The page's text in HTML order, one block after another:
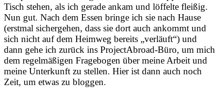
Tisch stehen, als ich gerade ankam und löffelte fleißig.
Nun gut. Nach dem Essen bringe ich sie nach Hause
(erstmal sichergehen, dass sie dort auch ankommt und
sich nicht auf dem Heimweg bereits „verläuft“) und
dann gehe ich zurück ins ProjectAbroad-Büro, um mich
dem regelmäßigen Fragebogen über meine Arbeit und
meine Unterkunft zu stellen. Hier ist dann auch noch
Zeit, um etwas zu bloggen.